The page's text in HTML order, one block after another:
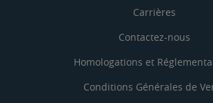
Carrières
Contactez-nous
Homologations et
Conditions Générales de